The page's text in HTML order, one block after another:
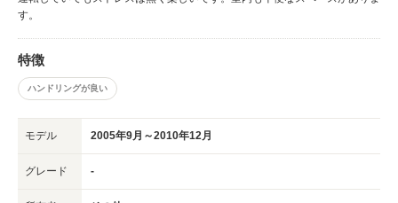
す。
特徴
ハンドリングが良い
モデル 2005年9月～2010年12月
グレード -